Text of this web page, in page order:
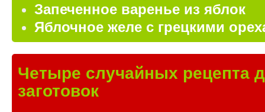
Запеченное варенье из яблок
Яблочное желе с грецкими
Четыре случайных рецепта
заготовок